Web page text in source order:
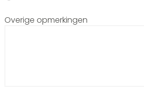
Overige opmerkingen